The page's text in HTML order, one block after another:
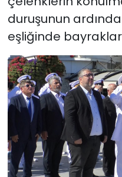
duruşunun
eşliğinde